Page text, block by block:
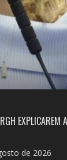
EXPLICAREM
de 2026